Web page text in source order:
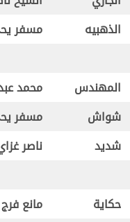
الذهبيه مسفر
المهندس محمد
شواش مسفر
شديد ناصر
حكاية مانع